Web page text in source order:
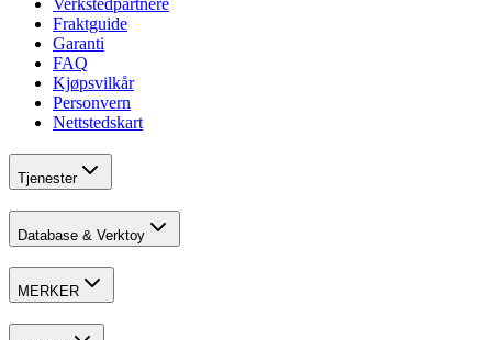
Verkstedpartnere
Fraktguide
Garanti
FAQ
Kjøpsvilkår
Personvern
Nettstedskart
Tjenester
Database & Verktoy
MERKER